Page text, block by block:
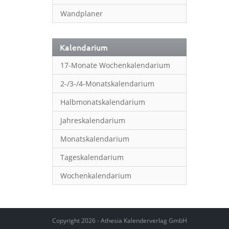
Wandplaner
Kalendarium
17-Monate Wochenkalendarium
2-/3-/4-Monatskalendarium
Halbmonatskalendarium
Jahreskalendarium
Monatskalendarium
Tageskalendarium
Wochenkalendarium
Copyright 2026 - Athesia Kalenderverlag GmbH